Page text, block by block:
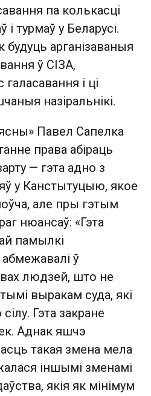
па колькасці
і турмаў у Беларусі.
арганізаваныя
ў СІЗА,
і ці
назіральнікі.
Павел Сапелка
права абіраць
— гэта адно з
у Канстытуцыю, якое
але пры гэтым
нюансаў: «Гэта
памылкі
абмежавалі ў
людзей, што не
выракам суда, які
Гэта закране
Аднак яшчэ
такая змена мела
іншымі зменамі
якія як мінімум